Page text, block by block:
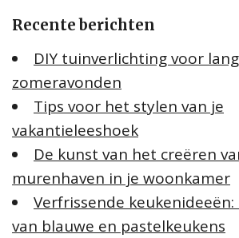
n
a
a
r
:
Recente berichten
DIY tuinverlichting voor
zomeravonden
Tips voor het stylen van je
vakantieleeshoek
De kunst van het creëren
murenhaven in je woonkamer
Verfrissende
van blauwe en pastelkeukens